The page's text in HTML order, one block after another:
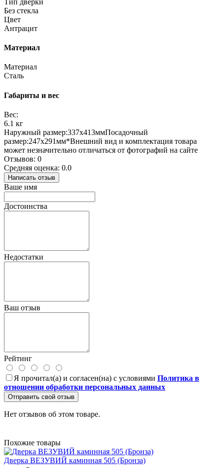
Без стекла
Цвет
Антрацит
Материал
Материал
Сталь
Габариты и вес
Вес:
6.1 кг
Наружный размер:337х413ммПосадочный
размер:247х291мм*Внешний вид и комплектация товара
может незначительно отличаться от фотографий на сайте
Отзывов: 0
Средняя оценка: 0.0
Написать отзыв
Ваше имя
Достоинства
Недостатки
Ваш отзыв
Рейтинг
Я прочитал(а) и согласен(на) с условиями Политика в
отношении обработки персональных данных
Отправить свой отзыв
Нет отзывов об этом товаре.
Похожие товары
Дверка ВЕЗУВИЙ каминная 505 (Бронза)